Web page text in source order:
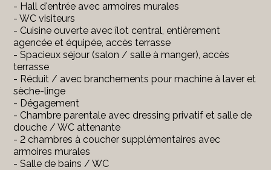
- Hall d'entrée avec armoires murales
- WC visiteurs
- Cuisine ouverte avec îlot central, entièrement
agencée et équipée, accès terrasse
- Spacieux séjour (salon / salle à manger), accès
terrasse
- Réduit / avec branchements pour machine à laver et
sèche-linge
- Dégagement
- Chambre parentale avec dressing privatif et salle de
douche / WC attenante
- 2 chambres à coucher supplémentaires avec
armoires murales
- Salle de bains / WC